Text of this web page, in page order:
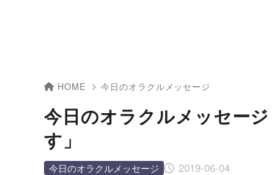
HOME 今日のオラクルメッセージ
今日のオラクルメッセー
す」
2019-06-04
今日のオラクルメッセージ